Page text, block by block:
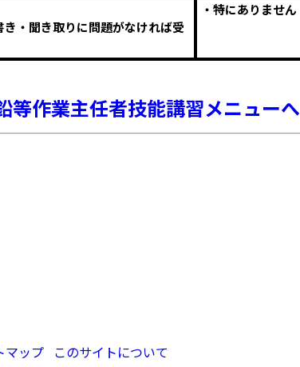
・聞き取りに問題がなければ受
・特にありません
等作業主任者技能講習メニューへ
マップ このサイトについて